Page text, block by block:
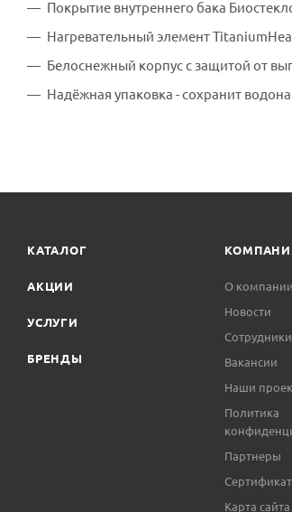
Покрытие внутреннего бака
Нагревательный элемент
Белоснежный корпус с защитой от
Надёжная упаковка - сохранит
КАТАЛОГ
АКЦИИ
УСЛУГИ
БРЕНДЫ
О компании
Новости
Сотрудники
Вакансии
Наши
Политика
Партнеры
Карта сайта